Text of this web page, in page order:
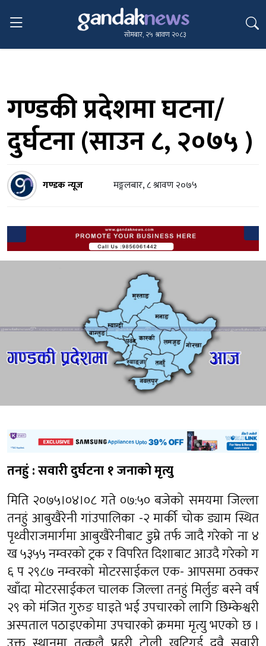
सोमबार, २५ श्रावण २०८३
गण्डकी प्रदेशमा घटना/
दुर्घटना (साउन ८, २०७५ )
गण्डक न्यूज मङ्गलबार, ८ श्रावण २०७५
तनहुं : सवारी दुर्घटना १ जनाको मृत्यु
मिति २०७५।०४।०८ गते ०७:५० बजेको समयमा जिल्ला
तनहुं आबुखैरेनी गांउपालिका -२ मार्की चोक ड्याम स्थित
पृथ्वीराजमार्गमा आबुखैरेनीबाट डुम्रे तर्फ जादै गरेको ना ४
ख ५३५५ नम्वरको ट्रक र विपरित दिशाबाट आउदै गरेको ग
६ प २९८७ नम्वरको मोटरसाईकल एक- आपसमा ठक्कर
खाँदा मोटरसाईकल चालक जिल्ला तनहुं मिर्लुङ बस्ने वर्ष
२९ को मंजित गुरुङ घाइते भई उपचारको लागि छिम्केश्वरी
अस्पताल पठाइएकोमा उपचारको क्रममा मृत्यु भएको छ ।